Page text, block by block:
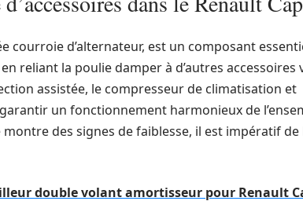
courroie d’alternateur, est un composant
reliant la poulie damper à d’autres accessoires
assistée, le compresseur de climatisation et
un fonctionnement harmonieux de
montre des signes de faiblesse, il est impératif de
double volant amortisseur pour Renault